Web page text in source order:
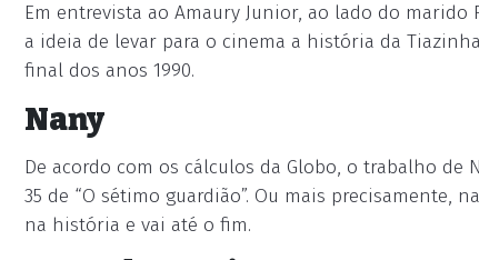
Em entrevista ao Amaury Junior, ao lado do marido
a ideia de levar para o cinema a história da
final dos anos 1990.
Nany
De acordo com os cálculos da Globo, o trabalho de
35 de “O sétimo guardião”. Ou mais precisamente,
na história e vai até o fim.